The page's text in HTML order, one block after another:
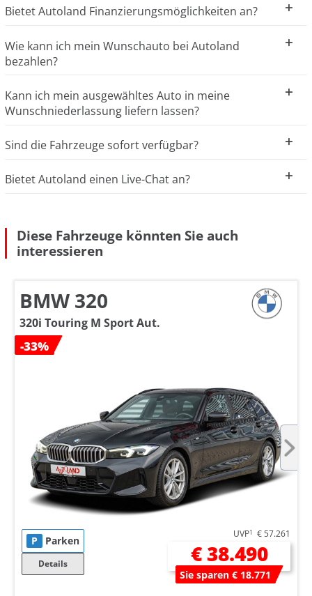
Bietet Autoland Finanzierungsmöglichkeiten an?
Wie kann ich mein Wunschauto bei Autoland
bezahlen?
Kann ich mein ausgewähltes Auto in meine
Wunschniederlassung liefern lassen?
Sind die Fahrzeuge sofort verfügbar?
Bietet Autoland einen Live-Chat an?
Diese Fahrzeuge könnten Sie auch
interessieren
BMW 320
320i Touring M Sport Aut.
-33%
P Parken
Details
UVP1 € 57.261
€ 38.490
Sie sparen € 18.771